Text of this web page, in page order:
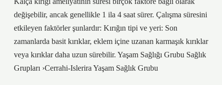
değişebilir, ancak genellikle 1 ila 4 saat sürer. Çalışma süresini
etkileyen faktörler şunlardır: Kırığın tipi ve yeri: Son
zamanlarda basit kırıklar, eklem içine uzanan karmaşık kırıklar
veya kırıklar daha uzun sürebilir. Yaşam Sağlığı Grubu Sağlık
Grupları ›Cerrahi-Islerira Yaşam Sağlık Grubu